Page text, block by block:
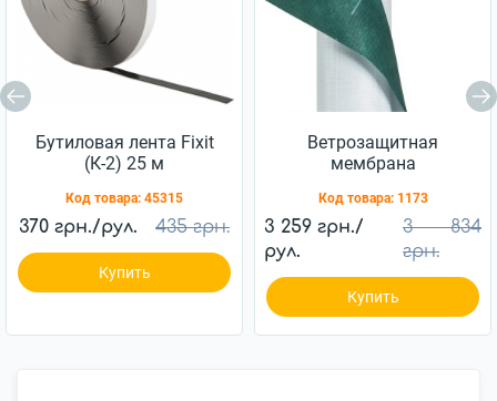
Бутиловая лента Fixit
(К-2) 25 м
Код товара: 45315
370 грн./рул. 435 грн.
Купить
Ветрозащитная
мембрана
85г/м2 (75м2)
Код товара: 1173
3 259 грн./
рул.
3 834
грн.
Купить